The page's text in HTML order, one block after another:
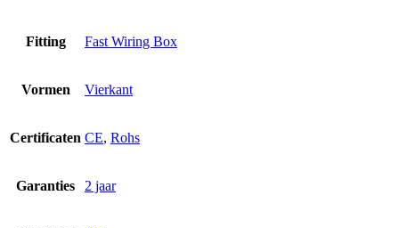
Fitting Fast Wiring Box
Vormen Vierkant
Certificaten CE, Rohs
Garanties 2 jaar